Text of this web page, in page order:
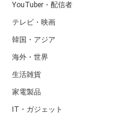
YouTuber・配信者
テレビ・映画
韓国・アジア
海外・世界
生活雑貨
家電製品
IT・ガジェット